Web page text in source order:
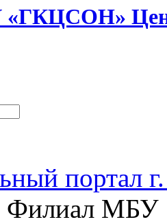
портал
Филиал МБУ